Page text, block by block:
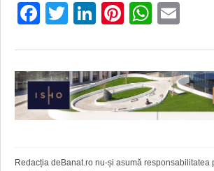
DIVERSE
LICEE, ŞCOLI ŞI GRĂDINIŢE DIN TIMIŞ
Facebook
Twitter
LinkedIn
Pinterest
Redacția deBanat.ro nu-și asumă responsabilitatea